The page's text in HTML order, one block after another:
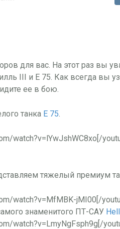
для вас. На этот раз вы
III и E 75. Как всегда вы
ее в бою.
танка E 75.
watch?v=lYwJshWC8xo[/
тяжелый премиум
watch?v=MfMBK-jMI00[/
знаменитого ПТ-САУ
watch?v=LmyNgFsph9g[/